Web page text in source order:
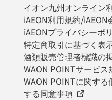
イオン九州オンライン
iAEON利用規約/iAEON
iAEONプライバシーポ
特定商取引に基づく表
酒類販売管理者標識の
WAON POINTサービス
WAON POINTに関す
する同意事項